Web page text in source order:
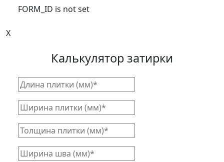
FORM_ID is not set
X
Калькулятор затирки